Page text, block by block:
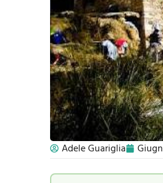
Adele Guariglia